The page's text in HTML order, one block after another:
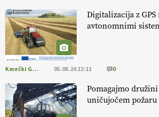
EKOloško = logično: ekološka
RAKARI
EKOloško = logično:
MIZA "Zakaj so ekološki
podcenjeni?"
EKOloško = logično: ekološkio
BOZOVIČAR
Digitalizacija z
avtonomnimi
Kmečki Glas 05.08.26 12:11 0
Pomagajmo
uničujočem požaru